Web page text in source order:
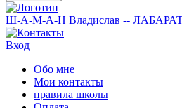
Ш-А-М-А-Н Владислав --
Вход
Обо мне
Мои контакты
правила школы